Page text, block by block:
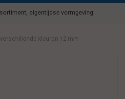
eigentijdse vormgeving
kleuren 12 mm